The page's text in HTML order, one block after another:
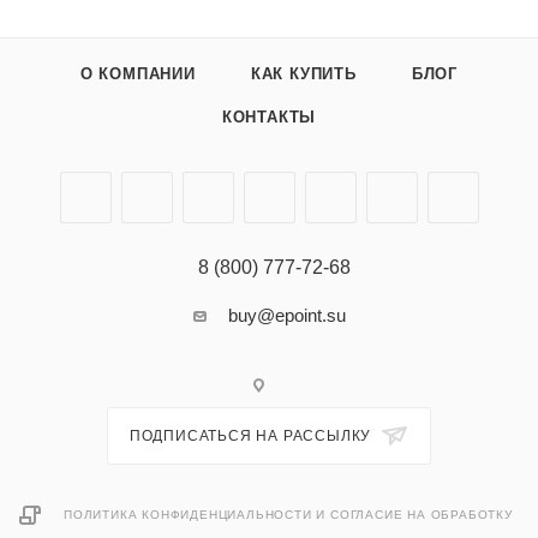
средства по уходу, предназначенного для укрепления
О КОМПАНИИ КАК КУПИТЬ БЛОГ
КОНТАКТЫ
8 (800) 777-72-68
buy@epoint.su
ПОДПИСАТЬСЯ НА РАССЫЛКУ
ПОЛИТИКА КОНФИДЕНЦИАЛЬНОСТИ И СОГЛАСИЕ НА ОБРАБОТКУ